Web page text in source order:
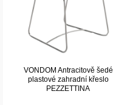
VONDOM Antracitově šedé
plastové zahradní křeslo
PEZZETTINA